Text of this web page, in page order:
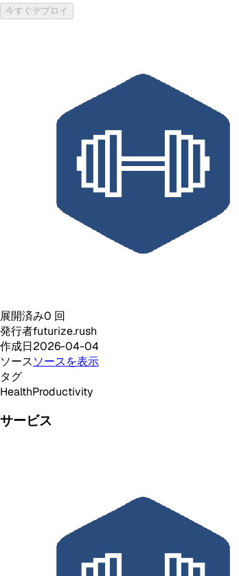
今すぐデプロイ
展開済み0 回
発行者futurize.rush
作成日2026-04-04
ソースソースを表示
タグ
HealthProductivity
サービス